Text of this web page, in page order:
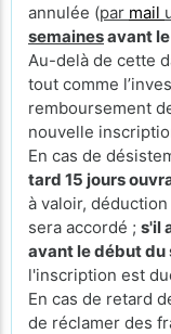
annulée (par mail
semainesavant
Au-delà de cette
tout comme
remboursement
nouvelle
En cas de
tard 15 jours
à valoir,
sera accordé ; s'il
avant le début du
l'inscription est
En cas de retard
de réclamer des